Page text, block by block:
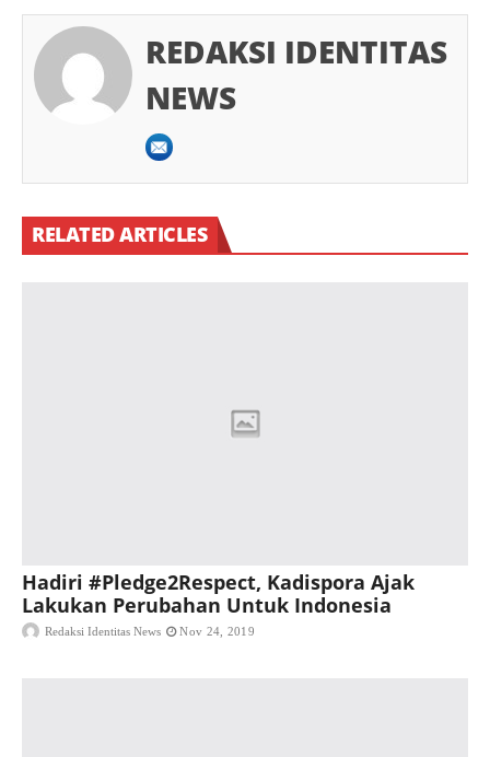
REDAKSI IDENTITAS
NEWS
RELATED ARTICLES
Hadiri #Pledge2Respect, Kadispora Ajak
Lakukan Perubahan Untuk Indonesia
Redaksi Identitas News Nov 24, 2019